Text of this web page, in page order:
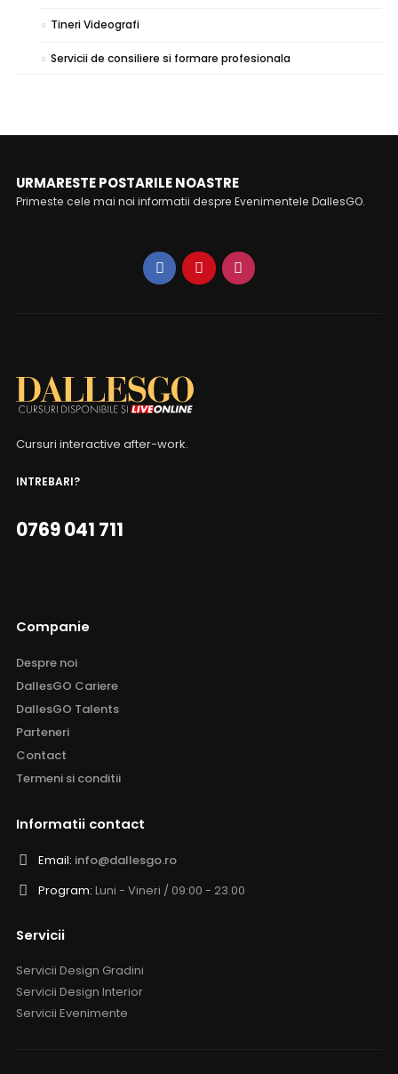
Tineri Videografi
Servicii de consiliere si formare profesionala
URMARESTE POSTARILE NOASTRE
Primeste cele mai noi informatii despre Evenimentele DallesGO.
Cursuri interactive after-work.
INTREBARI?
0769 041 711
Companie
Despre noi
DallesGO Cariere
DallesGO Talents
Parteneri
Contact
Termeni si conditii
Informatii contact
Email: info@dallesgo.ro
Program: Luni - Vineri / 09:00 - 23.00
Servicii
Servicii Design Gradini
Servicii Design Interior
Servicii Evenimente